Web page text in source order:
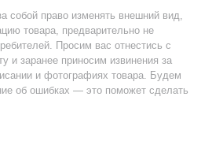
собой право изменять внешний вид,
товара, предварительно не
Просим вас отнестись с
и заранее приносим извинения за
и фотографиях товара. Будем
об ошибках — это поможет сделать